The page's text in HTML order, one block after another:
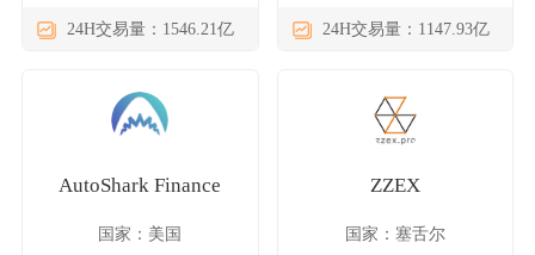
24H交易量：1546.21亿 24H交易量：1147.93亿
AutoShark Finance
国家：美国
ZZEX
国家：塞舌尔